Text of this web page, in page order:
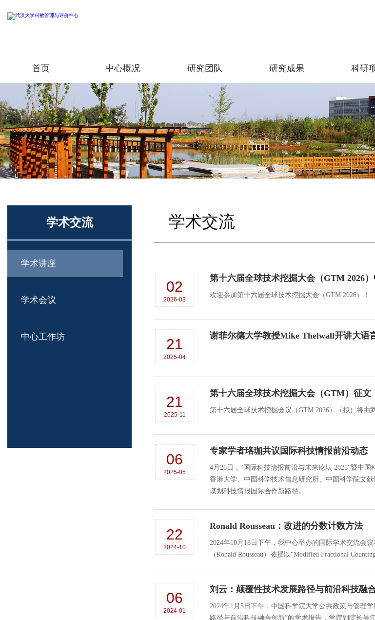
首页 中心概况 研究团队 研究成果 科研
学术交流
学术讲座
学术会议
中心工作坊
学术交流
02
2026-03
第十六届全球技术挖掘大会（GTM 2026
欢迎参加第十六届全球技术挖掘大会（GTM 2026）！
21
2025-04
谢菲尔德大学教授Mike Thelwall开讲大语
21
2025-11
第十六届全球技术挖掘大会（GTM）征文
第十六届全球技术挖掘会议（GTM 2026）（拟）将由
06
2025-05
专家学者珞珈共议国际科技情报前沿动态
4月26日，“国际科技情报前沿与未来论坛 2025”暨中
香港大学、中国科学技术信息研究所、中国科学院文
谋划科技情报国际合作新路径。
22
2024-10
Ronald Rousseau：改进的分数计数方法
2024年10月18日下午，我中心举办的国际学术交流会
（Ronald Rousseau）教授以“Modified Fractional
06
2024-01
刘云：颠覆性技术发展路径与前沿科技融
2024年1月5日下午，中国科学院大学公共政策与管理
路径与前沿科技融合创新”的学术报告，学院副院长吴